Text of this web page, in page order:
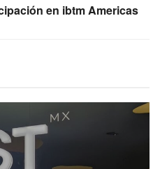
en ibtm Americas